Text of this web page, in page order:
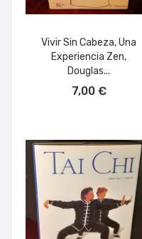
Vivir Sin Cabeza, Una
Experiencia Zen,
Douglas...
7,00 €